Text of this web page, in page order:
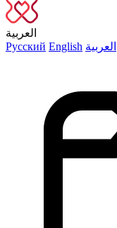
العربية
Русский English العربية